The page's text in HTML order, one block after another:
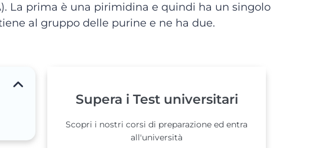
La prima è una pirimidina e quindi ha un singolo
al gruppo delle purine e ne ha due.
Supera i Test universitari
Scopri i nostri corsi di preparazione ed entra
all'università